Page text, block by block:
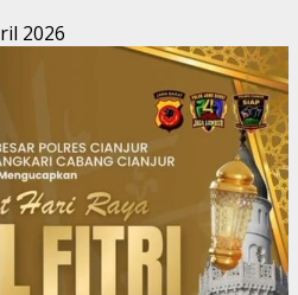
2026